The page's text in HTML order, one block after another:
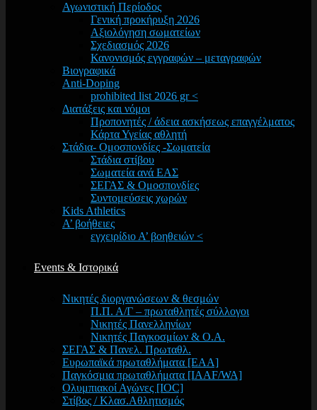
Αγωνιστική Περίοδος
Γενική προκήρυξη 2026
Αξιολόγηση σωματείων
Σχεδιασμός 2026
Κανονισμός εγγραφών – μεταγραφών
Βιογραφικά
Anti-Doping
prohibited list 2026 gr <
Διατάξεις και νόμοι
Προπονητές / άδεια ασκήσεως επαγγέλματος
Κάρτα Υγείας αθλητή
Στάδια- Ομοσπονδίες -Σωματεία
Στάδια στίβου
Σωματεία ανά ΕΑΣ
ΣΕΓΑΣ & Ομοσπονδίες
Συντομεύσεις χωρών
Kids Athletics
Α’ βοήθειες
εγχειρίδιο Α’ βοηθειών <
Events & Ιστορικά
Νικητές διοργανώσεων & θεσμών
Π.Π. Α/Γ – πρωταθλητές σύλλογοι
Νικητές Πανελληνίων
Νικητές Παγκοσμίων & Ο.Α.
ΣΕΓΑΣ & Πανελ. Πρωταθλ.
Ευρωπαϊκά πρωταθλήματα [EAA]
Παγκόσμια πρωταθλήματα [IAAF/WA]
Ολυμπιακοί Αγώνες [IOC]
Στίβος / Κλασ.Αθλητισμός